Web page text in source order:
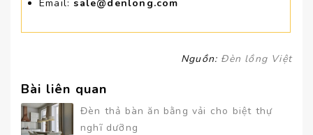
Email:sale@denlong.com
Nguồn: Đèn lồng Việt
Bài liên quan
Đèn thả bàn ăn bằng vải cho biệt thự
nghĩ dưỡng